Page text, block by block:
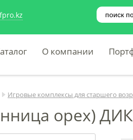
О компании
Игровые комплексы для старшего
орех)